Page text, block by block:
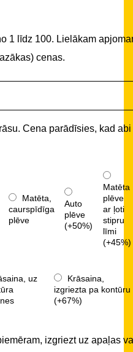
1 līdz 100. Lielākam
cenas.
Cena parādīsies, kad abi
Matēta,
caurspīdīga
plēve
Auto
plēve
(+50%)
Matēta
plēve
ar ļoti
stipru
līmi
(+45%)
uz
Krāsaina,
izgriezta pa kontūru
(+67%)
izgriezt uz apaļas